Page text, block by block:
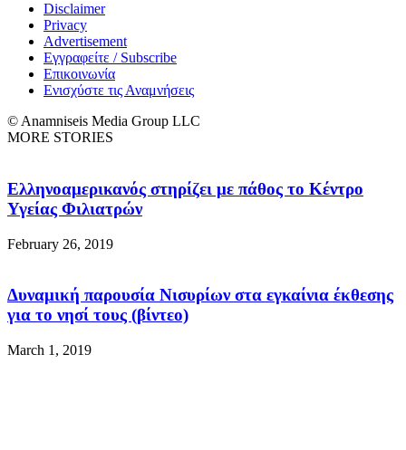
Disclaimer
Privacy
Advertisement
Εγγραφείτε / Subscribe
Επικοινωνία
Ενισχύστε τις Αναμνήσεις
© Anamniseis Media Group LLC
MORE STORIES
Ελληνοαμερικανός στηρίζει με πάθος το Κέντρο
Υγείας Φιλιατρών
February 26, 2019
Δυναμική παρουσία Νισυρίων στα εγκαίνια έκθεσης
για το νησί τους (βίντεο)
March 1, 2019